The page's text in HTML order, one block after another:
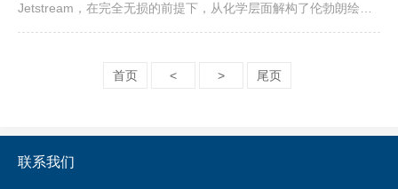
Jetstream，在完全无损的前提下，从化学层面解构了伦勃朗绘
制“金衣”的工艺。
首页 < > 尾页
联系我们